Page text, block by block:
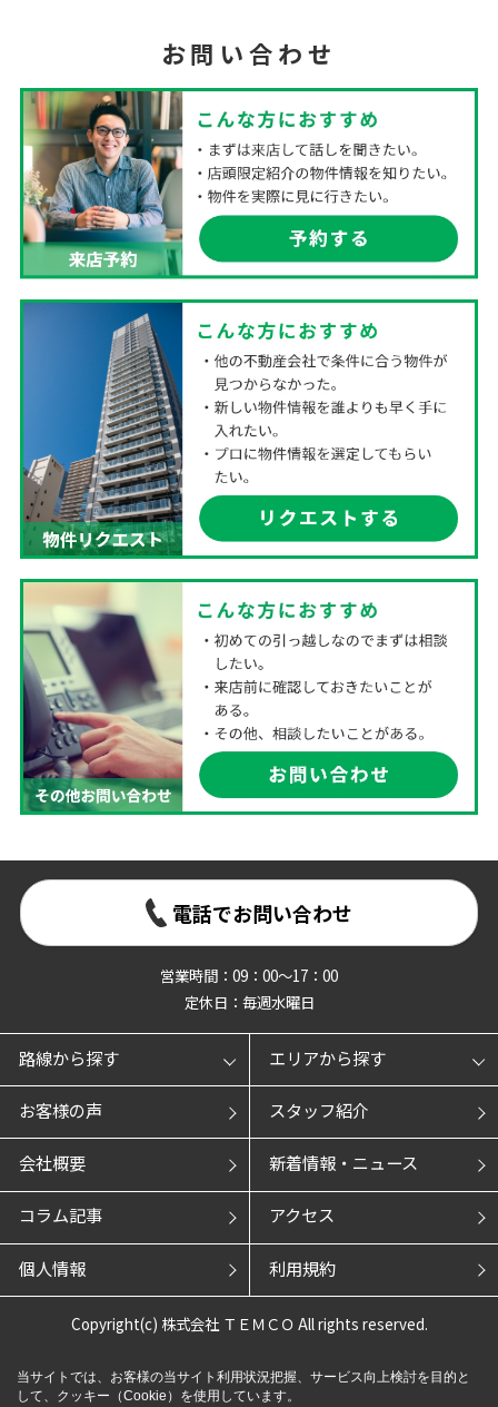
お問い合わせ
電話でお問い合わせ
営業時間：09：00～17：00
定休日：毎週水曜日
路線から探す エリアから探す
お客様の声 スタッフ紹介
会社概要 新着情報・ニュース
コラム記事 アクセス
個人情報 利用規約
Copyright(c) 株式会社 ＴＥＭＣＯ All rights reserved.
当サイトでは、お客様の当サイト利用状況把握、サービス向上検討を目的と
して、クッキー（Cookie）を使用しています。